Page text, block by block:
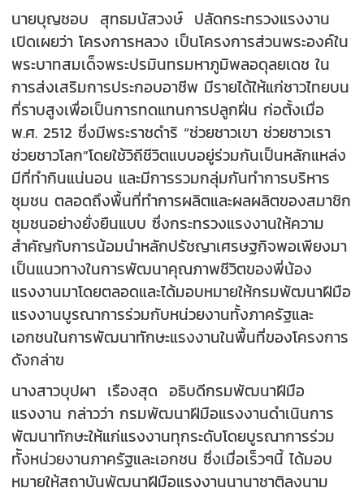
นายบุญชอบ สุทธมนัสวงษ์ ปลัดกระทรวงแรงงาน
เปิดเผยว่า โครงการหลวง เป็นโครงการส่วนพระองค์ใน
พระบาทสมเด็จพระปรมินทรมหาภูมิพลอดุลยเดช ใน
การส่งเสริมการประกอบอาชีพ มีรายได้ให้แก่ชาวไทยบน
ที่ราบสูงเพื่อเป็นการทดแทนการปลูกฝิ่น ก่อตั้งเมื่อ
พ.ศ. 2512 ซึ่งมีพระราชดำริ “ช่วยชาวเขา ช่วยชาวเรา
ช่วยชาวโลก”โดยใช้วิถีชีวิตแบบอยู่ร่วมกันเป็นหลักแหล่ง
มีที่ทำกินแน่นอน และมีการรวมกลุ่มกันทำการบริหาร
ชุมชน ตลอดถึงพื้นที่ทำการผลิตและผลผลิตของสมาชิก
ชุมชนอย่างยั่งยืนแบบ ซึ่งกระทรวงแรงงานให้ความ
สำคัญกับการน้อมนำหลักปรัชญาเศรษฐกิจพอเพียงมา
เป็นแนวทางในการพัฒนาคุณภาพชีวิตของพี่น้อง
แรงงานมาโดยตลอดและได้มอบหมายให้กรมพัฒนาฝีมือ
แรงงานบูรณาการร่วมกับหน่วยงานทั้งภาครัฐและ
เอกชนในการพัฒนาทักษะแรงงานในพื้นที่ของโครงการ
ดังกล่าฃ
นางสาวบุปผา เรืองสุด อธิบดีกรมพัฒนาฝีมือ
แรงงาน กล่าวว่า กรมพัฒนาฝีมือแรงงานดำเนินการ
พัฒนาทักษะให้แก่แรงงานทุกระดับโดยบูรณาการร่วม
ทัังหน่วยงานภาครัฐและเอกชน ซึ่งเมื่อเร็วๆนี้ ได้มอบ
หมายให้สถาบันพัฒนาฝีมือแรงงานนานาชาติลงนาม